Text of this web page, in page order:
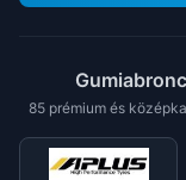
85 prémium és